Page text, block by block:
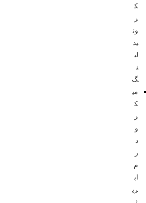
ک
ر
ون
ید
لی
ن
گ
می
ک
ر
و
د
ر
م
اب
ری